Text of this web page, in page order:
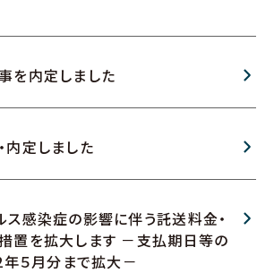
を内定しました
内定しました
ス感染症の影響に伴う託送料金・
置を拡大します －支払期日等の
５月分まで拡大－